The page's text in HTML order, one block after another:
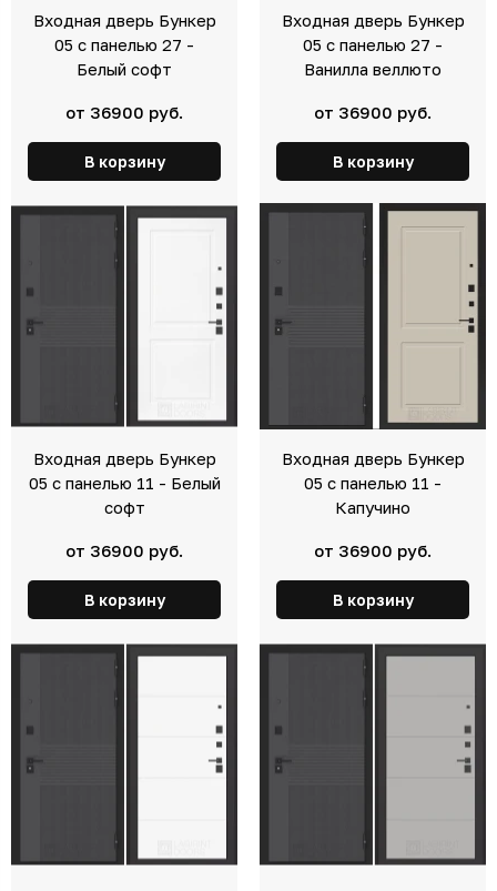
Входная дверь Бункер
05 с панелью 27 -
Белый софт
от 36900 руб.
В корзину
Входная дверь Бункер
05 с панелью 27 -
Ванилла веллюто
от 36900 руб.
В корзину
Входная дверь Бункер
05 с панелью 11 - Белый
софт
от 36900 руб.
В корзину
Входная дверь Бункер
05 с панелью 11 -
Капучино
от 36900 руб.
В корзину